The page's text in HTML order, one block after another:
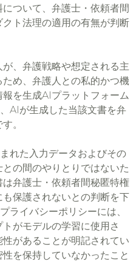
ついて、弁護士・依頼者間
ト法理の適用の有無が判断
、弁護戦略や想定される主
め、弁護人との私的かつ機
を生成AIプラットフォーム
AIが生成した当該文書を弁
。
れた入力データおよびその
の間のやりとりではないた
弁護士・依頼者間秘匿特権
保護されないとの判断を下
ライバシーポリシーには、
がモデルの学習に使用さ
があることが明記されてい
を保持していなかったこと